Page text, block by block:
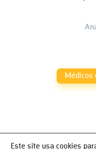
Médicos
Este site usa cookies